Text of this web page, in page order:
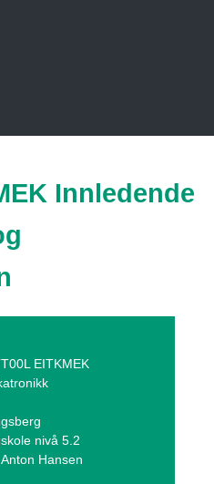
Innledende
EITKMEK
nivå 5.2
Hansen